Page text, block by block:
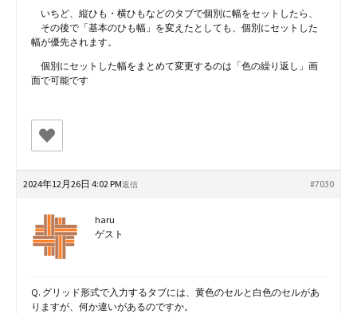
いちど、縦ひも・横ひもなどのタブで個別に幅をセットしたら、
その後で「基本のひも幅」を変えたとしても、個別にセットした
幅が優先されます。
個別にセットした幅をまとめて変更するのは「色の繰り返し」画
面で可能です
2024年12月26日 4:02 PM #7030
返信
haru
ゲスト
Q. グリッド形式で入力するタブには、黄色のセルと白色のセルがあ
りますが、何か違いがあるのですか。